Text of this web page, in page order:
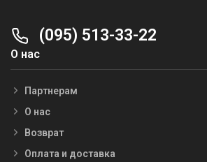
(095) 513-33-22
О нас
Партнерам
О нас
Возврат
Оплата и доставка